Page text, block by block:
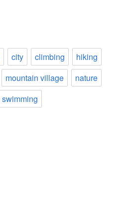
city climbing
hiking
mountain village
nature
swimming